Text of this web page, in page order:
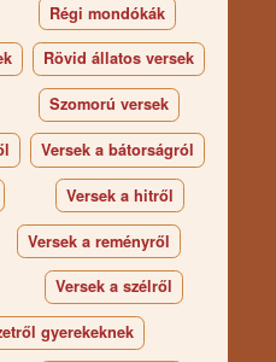
Régi mondókák
Rövid állatos versek
Szomorú versek
Versek a bátorságról
Versek a hitről
Versek a reményről
Versek a szélről
gyerekeknek